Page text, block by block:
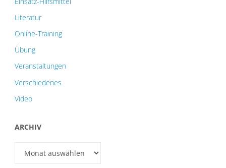
Literatur
Online-Training
Übung
Veranstaltungen
Verschiedenes
Video
ARCHIV